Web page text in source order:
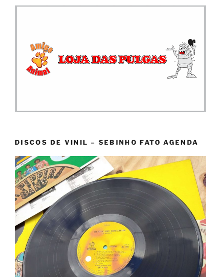
DISCOS DE VINIL – SEBINHO FATO AGENDA